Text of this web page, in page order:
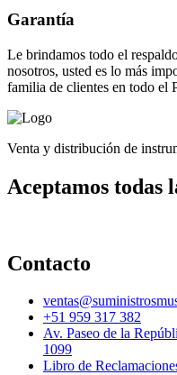
Garantía
Le brindamos todo el
nosotros, usted es lo más
familia de clientes en todo el
Venta y distribución de
Aceptamos todas
Contacto
+51 959 317 382
Av. Paseo de la
1099
Libro de